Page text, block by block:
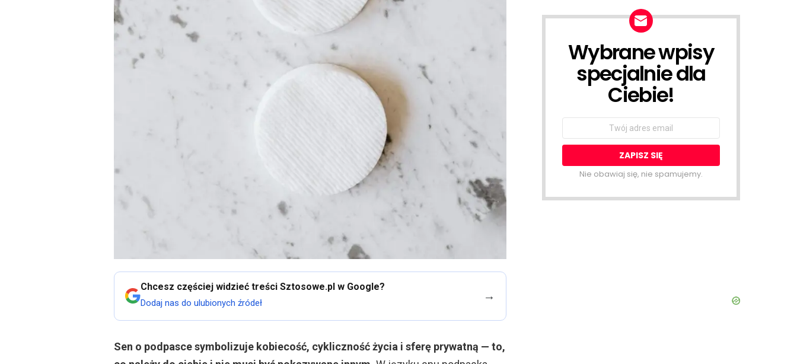
Chcesz częściej widzieć treści Sztosowe.pl w Google?
Dodaj nas do ulubionych źródeł →
Sen o podpasce symbolizuje kobiecość, cykliczność życia i sferę prywatną — to,
NEWSLETTER
Wybrane wpisy
specjalnie dla
Ciebie!
Email
Nie obawiaj się, nie spamujemy.